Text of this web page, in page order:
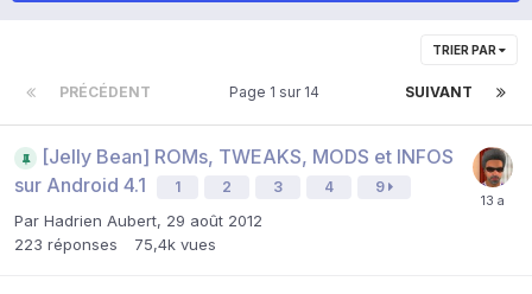
TRIER PAR
PRÉCÉDENT SUIVANT
Page 1 sur 14
[Jelly Bean] ROMs, TWEAKS, MODS et INFOS
sur Android 4.1
1 2 3 4 9
Par Hadrien Aubert, 29 août 2012
223 réponses 75,4k vues